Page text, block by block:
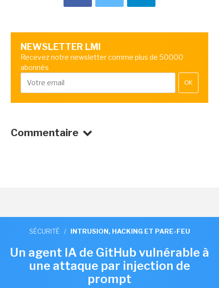
NEWSLETTER LMI
Recevez notre newsletter comme plus de 50000
abonnés
OK
Commentaire
SÉCURITÉ / INTRUSION, HACKING ET PARE-FEU
Un agent IA de GitHub vulnérable à
une attaque par injection de
prompt